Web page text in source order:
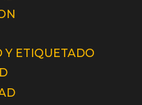
Y ETIQUETADO